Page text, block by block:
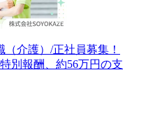
（介護）/正社員募集！
別報酬、約56万円の支